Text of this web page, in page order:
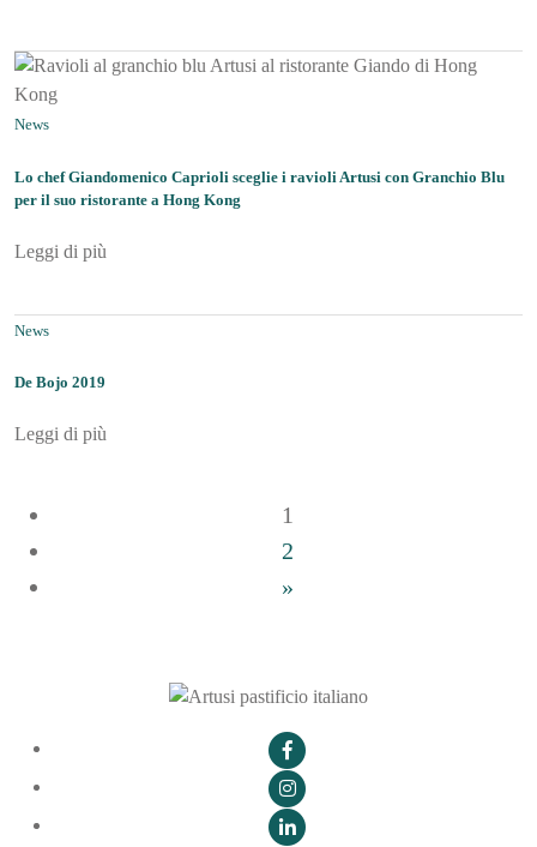
News
Lo chef Giandomenico Caprioli sceglie i ravioli Artusi con Granchio Blu
per il suo ristorante a Hong Kong
Leggi di più
News
De Bojo 2019
Leggi di più
Posts
navigation
1
2
»